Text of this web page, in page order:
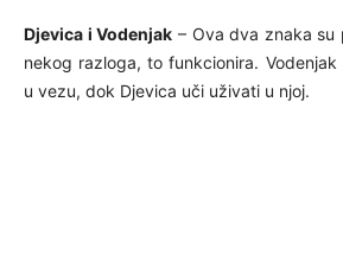
Djevica i Vodenjak – Ova dva znaka su
nekog razloga, to funkcionira.
u vezu, dok Djevica uči uživati ​​u njoj.